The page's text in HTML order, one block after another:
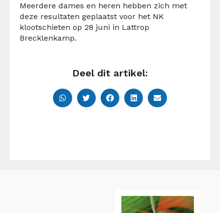
Meerdere dames en heren hebben zich met
deze resultaten geplaatst voor het NK
klootschieten op 28 juni in Lattrop
Brecklenkamp.
Deel dit artikel: